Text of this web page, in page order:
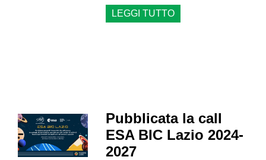
LEGGI TUTTO
Pubblicata la call
ESA BIC Lazio 2024-
2027